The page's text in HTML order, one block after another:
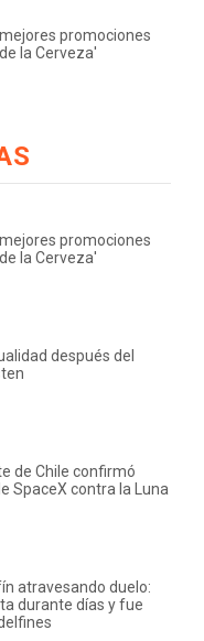
promociones
la Cerveza'
promociones
la Cerveza'
después del
de Chile confirmó
SpaceX contra la Luna
atravesando duelo:
durante días y fue